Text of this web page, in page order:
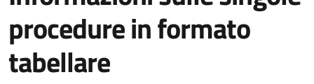
procedure in formato
tabellare